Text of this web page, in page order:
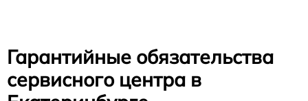
Гарантийные обязательства
сервисного центра в